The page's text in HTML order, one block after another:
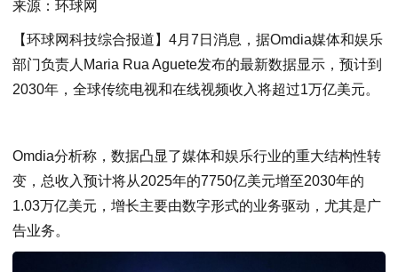
来源：环球网
【环球网科技综合报道】4月7日消息，据Omdia媒体和娱乐
部门负责人Maria Rua Aguete发布的最新数据显示，预计到
2030年，全球传统电视和在线视频收入将超过1万亿美元。
Omdia分析称，数据凸显了媒体和娱乐行业的重大结构性转
变，总收入预计将从2025年的7750亿美元增至2030年的
1.03万亿美元，增长主要由数字形式的业务驱动，尤其是广
告业务。